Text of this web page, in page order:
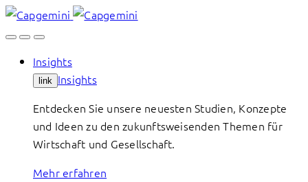
Skip
to
Insights
link Insights
Entdecken Sie unsere neuesten Studien, Konzepte
und Ideen zu den zukunftsweisenden Themen für
Wirtschaft und Gesellschaft.
Mehr erfahren